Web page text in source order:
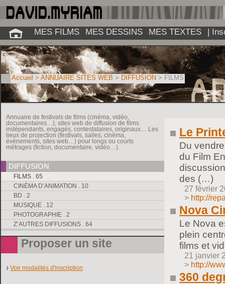
Annuaire de festivals de films (cinéma, vidéo,
documentaires…), sites web de diffusion de films
indépendants, engagés, contestataires, originaux… Les
lieux de projection (festivals, salles, cinéma,
événements, sites web…) pour longs ou courts
métrages (fiction, documentaire, vidéo…).
DIFFUSION
FILMS . 65
CINÉMA D’ANIMATION . 10
BD . 2
MUSIQUE . 12
PHOTOGRAPHIE . 2
Z’AUTRES DIFFUSIONS . 64
Proposer un site
Voir modalités d'inscription
Le
Du
du Film
des (…)
27 février
> http://
Nova
Le Nova
plein
films et
21 janvier
> http://
360
Accueil > ANNUAIRE SITES WEB > DIFFUSION > FILMS
MES FILMS MES DESSINS MES TEXTES |